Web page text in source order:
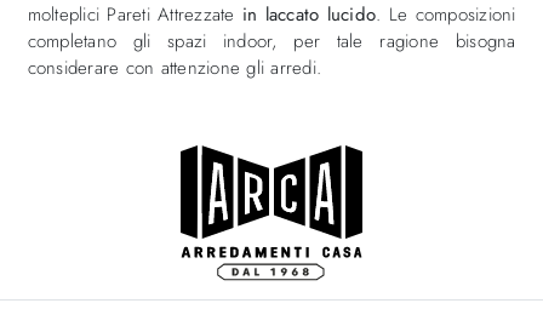
molteplici Pareti Attrezzate in laccato lucido. Le composizioni
completano gli spazi indoor, per tale ragione bisogna
considerare con attenzione gli arredi.